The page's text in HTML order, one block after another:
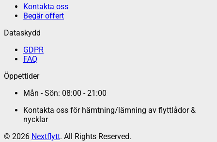
Kontakta oss
Begär offert
Dataskydd
GDPR
FAQ
Öppettider
Mån - Sön: 08:00 - 21:00
Kontakta oss för hämtning/lämning av flyttlådor &
nycklar
© 2026 Nextflytt. All Rights Reserved.